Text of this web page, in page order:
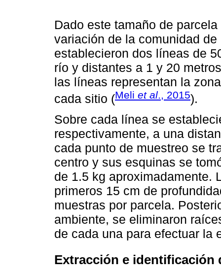
Dado este tamaño de
variación de la comunidad
establecieron dos líneas de
río y distantes a 1 y 20
las líneas representan la
cada sitio (Meli et al., 2015).
Sobre cada línea se
respectivamente, a una
cada punto de muestreo se
centro y sus esquinas se
de 1.5 kg aproximadamente.
primeros 15 cm de
muestras por parcela.
ambiente, se eliminaron
de cada una para efectuar la
Extracción e identificación